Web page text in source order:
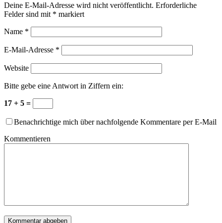
Deine E-Mail-Adresse wird nicht veröffentlicht. Erforderliche
Felder sind mit * markiert
Name *
E-Mail-Adresse *
Website
Bitte gebe eine Antwort in Ziffern ein:
17 + 5 =
Benachrichtige mich über nachfolgende Kommentare per E-Mail
Kommentieren